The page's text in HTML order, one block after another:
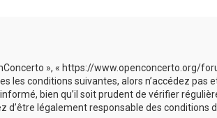
», « https://www.openconcerto.org/
conditions suivantes, alors n’accédez pas
bien qu’il soit prudent de vérifier
légalement responsable des conditions